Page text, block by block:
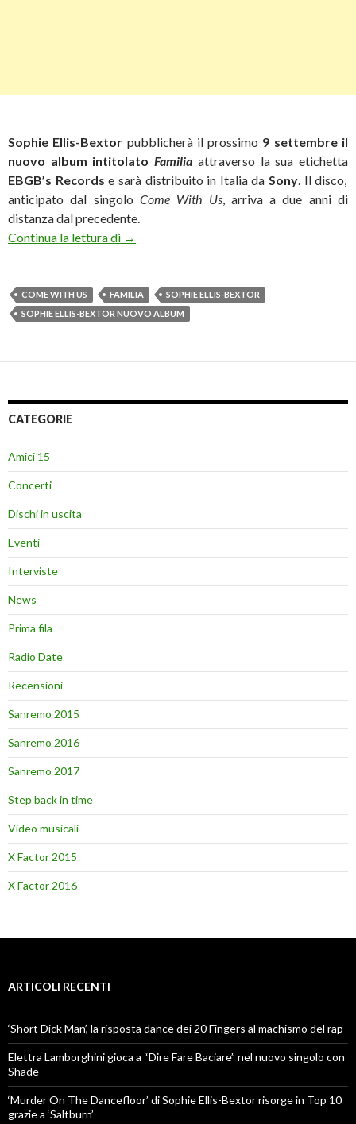
Sophie Ellis-Bextor pubblicherà il prossimo 9 settembre il
nuovo album intitolatoFamilia attraverso la sua etichetta
EBGB’s Records e sarà distribuito in Italia da Sony . Il disco,
anticipato dal singolo Come With Us, arriva a due anni di
distanza dal precedente.
Continua la lettura di
Sophie Ellis-Bextor: ritorno al top con
→
COME WITH US FAMILIA
SOPHIE ELLIS-BEXTOR
SOPHIE ELLIS-BEXTOR NUOVO ALBUM
CATEGORIE
Amici 15
Concerti
Dischi in uscita
Eventi
Interviste
News
Prima fila
Radio Date
Recensioni
Sanremo 2015
Sanremo 2016
Sanremo 2017
Step back in time
Video musicali
X Factor 2015
X Factor 2016
ARTICOLI RECENTI
‘Short Dick Man’, la risposta dance dei 20 Fingers al machismo del rap
Elettra Lamborghini gioca a “Dire Fare Baciare” nel nuovo singolo con
Shade
‘Murder On The Dancefloor’ di Sophie Ellis-Bextor risorge in Top 10
grazie a ‘Saltburn’